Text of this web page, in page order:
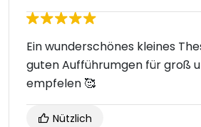
Ein wunderschönes kleines
guten Aufführumgen für groß
empfelen 🥰
Nützlich